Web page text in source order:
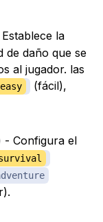
la
de daño que se
al jugador. las
easy (fácil),
- Configura el